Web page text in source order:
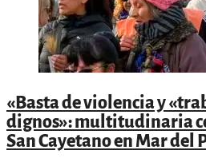
«Basta de violencia y
dignos»: multitudinaria
San Cayetano en Mar del